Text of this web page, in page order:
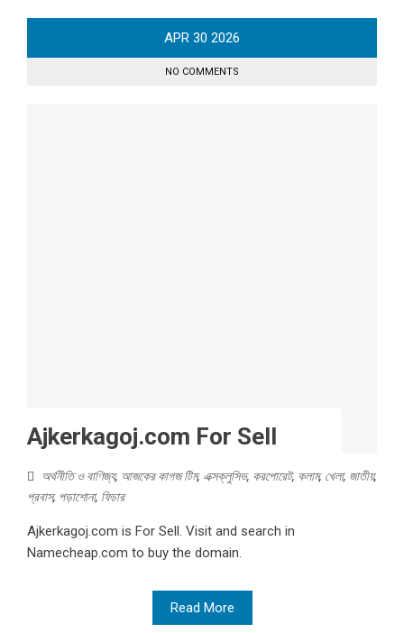
APR 30 2026
NO COMMENTS
Ajkerkagoj.com For Sell
অর্থনীতি ও বাণিজ্য, আজকের কাগজ টিম, এক্সক্লুসিভ, করপোরেট, কলাম, খেলা, জাতীয়,
প্রবাস, পড়াশোনা, ফিচার
Ajkerkagoj.com is For Sell. Visit and search in
Namecheap.com to buy the domain.
Read More